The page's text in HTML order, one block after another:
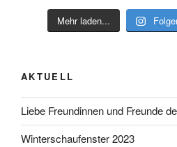
Mehr laden...
AKTUELL
Liebe Freundinnen und Freunde
Winterschaufenster 2023